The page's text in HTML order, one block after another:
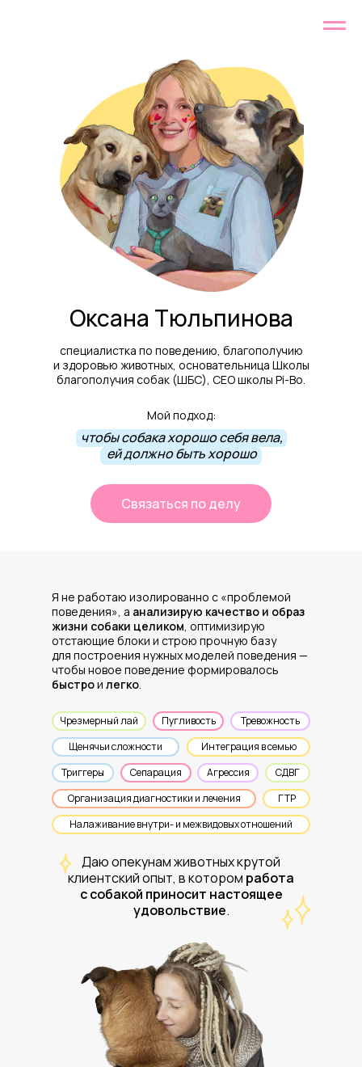
специалистка по поведению, благополучию
и здоровью животных, основательница Школы
благополучия собак (ШБС), СЕО школы Pi-Bo.
Оксана Тюльпинова
чтобы собака хорошо себя вела,
ей должно быть хорошо
Мой подход:
Связаться по делу
Я не работаю изолированно с «проблемой
поведения», а анализирую качество и образ
жизни собаки целиком, оптимизирую
отстающие блоки и строю прочную базу
для построения нужных моделей поведения —
чтобы новое поведение формировалось
быстрои легко.
Даю опекунам животных крутой
клиентский опыт, в котором работа
с собакой приносит настоящее
удовольствие.
ГТР
Триггеры
Щенячьи сложности
Тревожность
Организация диагностики и лечения
Интеграция в семью
Пугливость
Чрезмерный лай
Налаживание внутри- и межвидовых отношений
Агрессия СДВГ
Сепарация